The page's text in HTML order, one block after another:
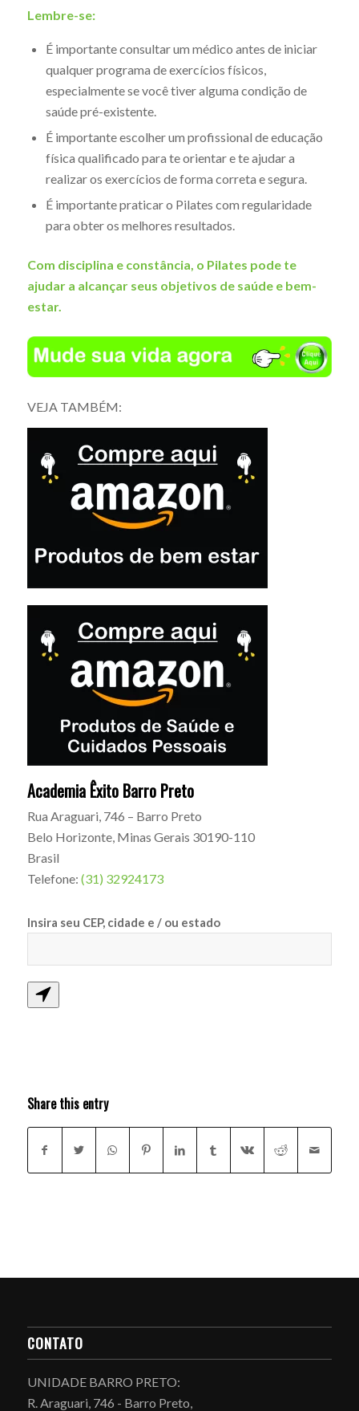
Lembre-se:
É importante consultar um médico antes de iniciar
qualquer programa de exercícios físicos,
especialmente se você tiver alguma condição de
saúde pré-existente.
É importante escolher um profissional de educação
física qualificado para te orientar e te ajudar a
realizar os exercícios de forma correta e segura.
É importante praticar o Pilates com regularidade
para obter os melhores resultados.
Com disciplina e constância, o Pilates pode te
ajudar a alcançar seus objetivos de saúde e bem-
estar.
VEJA TAMBÉM:
Academia Êxito Barro Preto
Rua Araguari, 746 – Barro Preto
Belo Horizonte, Minas Gerais 30190-110
Brasil
Telefone: (31) 32924173
Insira seu CEP, cidade e / ou estado
Share this entry
CONTATO
UNIDADE BARRO PRETO:
R. Araguari, 746 - Barro Preto,